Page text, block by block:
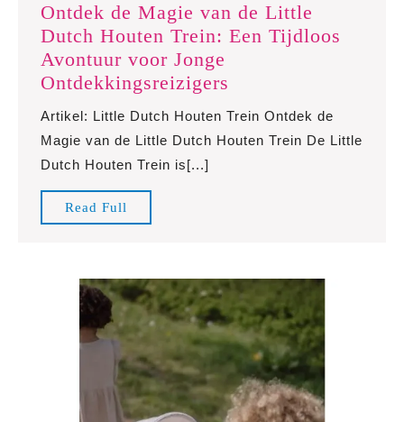
Ontdek de Magie van de Little
Dutch Houten Trein: Een Tijdloos
Avontuur voor Jonge
Ontdekkingsreizigers
de
Magie
van
Een
Tijdloos
Avontuur
voor
Jonge
Artikel: Little Dutch Houten Trein Ontdek de
Magie van de Little Dutch Houten Trein De Little
Dutch Houten Trein is[...]
Read Full
Full